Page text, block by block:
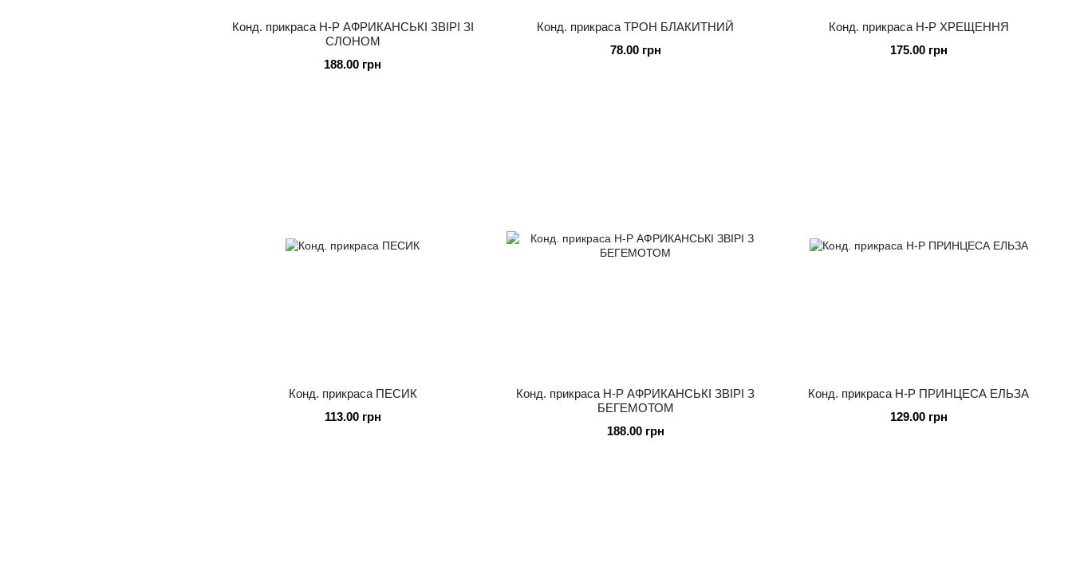
Конд. прикраса Н-Р АФРИКАНСЬКІ ЗВІРІ ЗІ
СЛОНОМ
188.00 грн
Конд. прикраса ТРОН БЛАКИТНИЙ
78.00 грн
Конд. прикраса Н-Р ХРЕЩЕННЯ
175.00 грн
Конд. прикраса ПЕСИК
113.00 грн
Конд. прикраса Н-Р АФРИКАНСЬКІ ЗВІРІ З
БЕГЕМОТОМ
188.00 грн
Конд. прикраса Н-Р ПРИНЦЕСА ЕЛЬЗА
129.00 грн